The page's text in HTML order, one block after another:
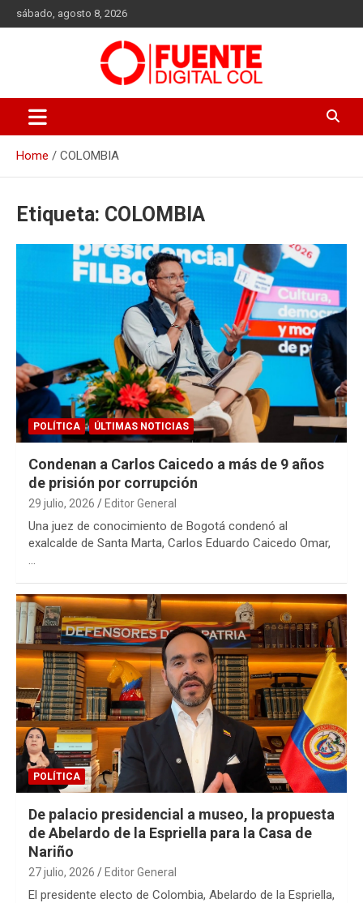
to
sábado, agosto 8, 2026
Fuente Digital Col
Home COLOMBIA
Etiqueta: COLOMBIA
POLÍTICA ÚLTIMAS NOTICIAS
Condenan a Carlos Caicedo a más de 9 años
de prisión por corrupción
29 julio, 2026 Editor General
Una juez de conocimiento de Bogotá condenó al
exalcalde de Santa Marta, Carlos Eduardo Caicedo Omar,
…
POLÍTICA
De palacio presidencial a museo, la propuesta
de Abelardo de la Espriella para la Casa de
Nariño
27 julio, 2026 Editor General
El presidente electo de Colombia, Abelardo de la Espriella,